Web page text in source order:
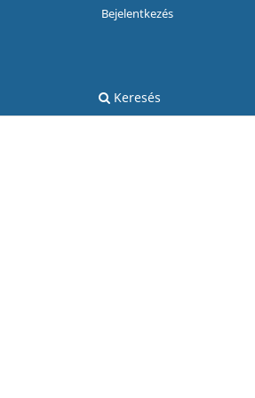
Keresés
Bejelentkezés